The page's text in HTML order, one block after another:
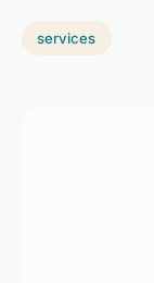
services